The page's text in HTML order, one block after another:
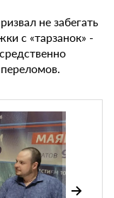
не забегать
с «тарзанок» -